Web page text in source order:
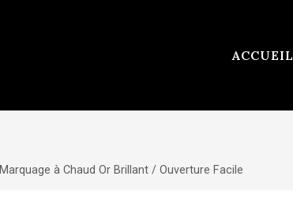
ACCUEIL
Marquage à Chaud Or Brillant / Ouverture Facile